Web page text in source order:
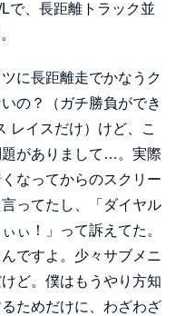
で、長距離トラック並
に長距離走でかなうク
の？（ガチ勝負ができ
レイスだけ）けど、こ
がありまして…。実際
なってからのスクリー
ってたし、「ダイヤル
ぃ！」って訴えてた。
ですよ。少々サブメニ
ど。僕はもうやり方知
ためだけに、わざわざ